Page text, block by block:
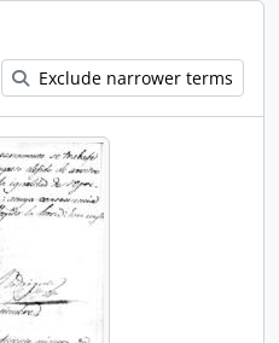
Exclude narrower terms